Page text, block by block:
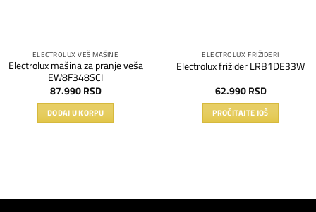
ELECTROLUX VEŠ MAŠINE
Electrolux mašina za pranje veša
EW8F348SCI
87.990 RSD
DODAJ U KORPU
ELECTROLUX FRIŽIDERI
Electrolux frižider LRB1DE33W
62.990 RSD
PROČITAJTE JOŠ